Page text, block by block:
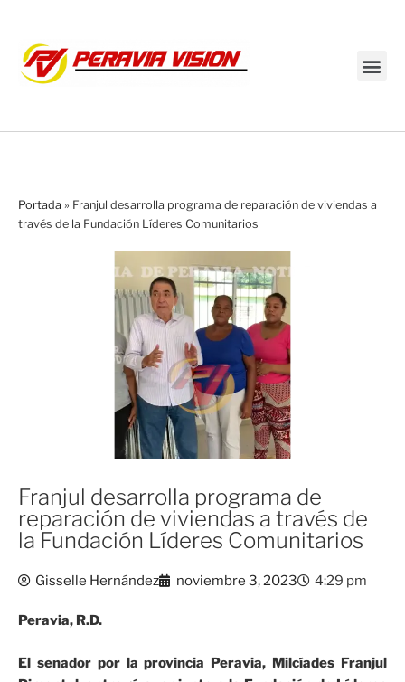
Portada » Franjul desarrolla programa de reparación de viviendas a
través de la Fundación Líderes Comunitarios
Franjul desarrolla programa de
reparación de viviendas a través de
la Fundación Líderes Comunitarios
Gisselle Hernández noviembre 3, 2023 4:29 pm
Peravia, R.D.
El senador por la provincia Peravia, Milcíades Franjul